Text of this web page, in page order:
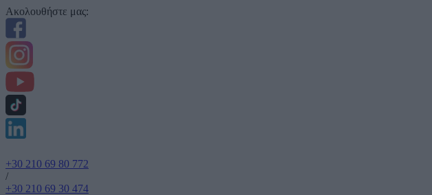
Ακολουθήστε μας:
+30 210 69 80 772
/
+30 210 69 30 474